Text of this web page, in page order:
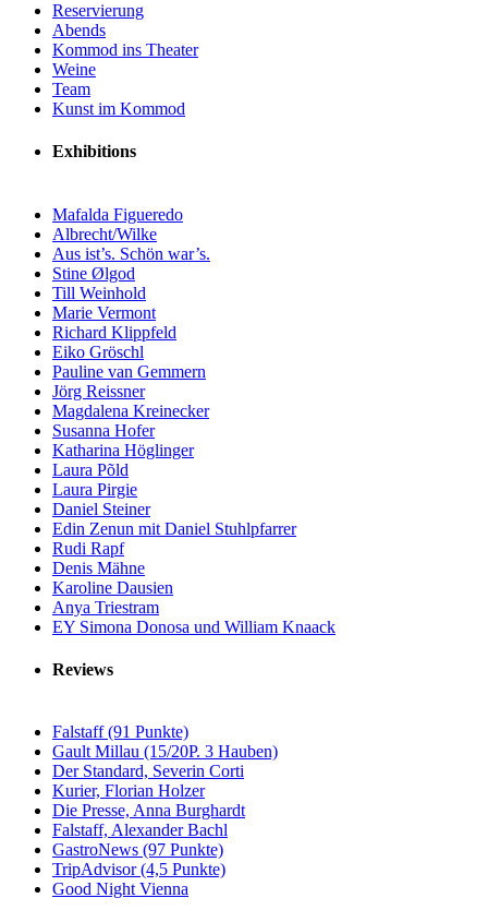
Reservierung
Abends
Kommod ins Theater
Weine
Team
Kunst im Kommod
Exhibitions
Mafalda Figueredo
Albrecht/Wilke
Aus ist’s. Schön war’s.
Stine Ølgod
Till Weinhold
Marie Vermont
Richard Klippfeld
Eiko Gröschl
Pauline van Gemmern
Jörg Reissner
Magdalena Kreinecker
Susanna Hofer
Katharina Höglinger
Laura Põld
Laura Pirgie
Daniel Steiner
Edin Zenun mit Daniel Stuhlpfarrer
Rudi Rapf
Denis Mähne
Karoline Dausien
Anya Triestram
EY Simona Donosa und William Knaack
Reviews
Falstaff (91 Punkte)
Gault Millau (15/20P. 3 Hauben)
Der Standard, Severin Corti
Kurier, Florian Holzer
Die Presse, Anna Burghardt
Falstaff, Alexander Bachl
GastroNews (97 Punkte)
TripAdvisor (4,5 Punkte)
Good Night Vienna